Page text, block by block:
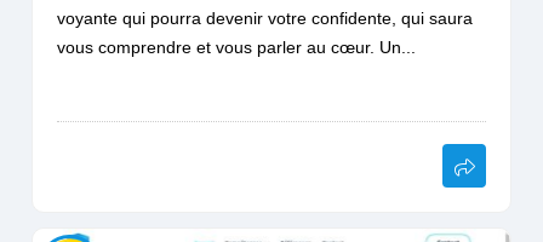
voyante qui pourra devenir votre confidente, qui saura
vous comprendre et vous parler au cœur. Un...